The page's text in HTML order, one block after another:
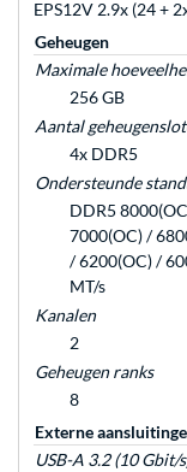
EPS12V 2.9x (24 +
Geheugen
Maximale
256 GB
Aantal
4x DDR5
Ondersteunde
DDR5
7000(OC) /
/ 6200(OC) /
MT/s
Kanalen
2
Geheugen ranks
8
Externe
USB-A 3.2 (10 Gbit/